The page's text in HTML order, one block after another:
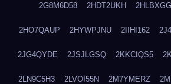
2G8M6D58 2HDT2UKH
2HO7QAUP 2HYWPJNU 2IIHI162
2JG4QYDE 2JSJLGSQ 2KKCIQS5
2LN9C5H3 2LVOI55N 2M7YMERZ